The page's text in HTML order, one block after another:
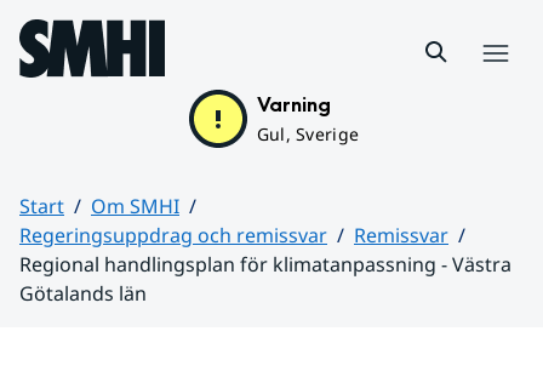
Hoppa till sidans innehåll
Varning
Gul, Sverige
Start
Om SMHI
Regeringsuppdrag och remissvar
Remissvar
Regional handlingsplan för klimatanpassning - Västra
Götalands län